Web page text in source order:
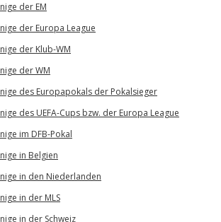
der EM
der Europa League
der Klub-WM
der WM
des Europapokals der Pokalsieger
des UEFA-Cups bzw. der Europa League
im DFB-Pokal
in Belgien
in den Niederlanden
in der MLS
in der Schweiz